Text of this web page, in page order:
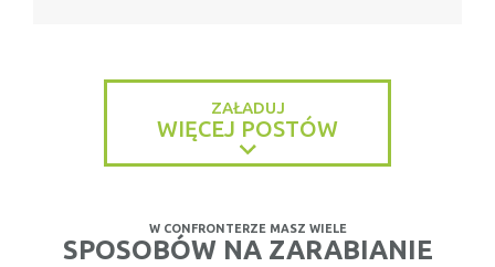
ZAŁADUJ
WIĘCEJ POSTÓW
W CONFRONTERZE MASZ WIELE
SPOSOBÓW NA ZARABIANIE